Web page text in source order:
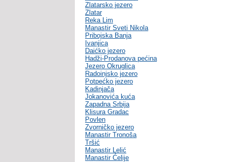
Zlatarsko jezero
Zlatar
Reka Lim
Manastir Sveti Nikola
Pribojska Banja
Ivanjica
Daićko jezero
Hadži-Prodanova pećina
Jezero Okruglica
Radoinjsko jezero
Potpećko jezero
Kadinjača
Jokanovića kuća
Zapadna Srbija
Klisura Gradac
Povlen
Zvorničko jezero
Manastir Tronoša
Tršić
Manastir Lelić
Manastir Ćelije